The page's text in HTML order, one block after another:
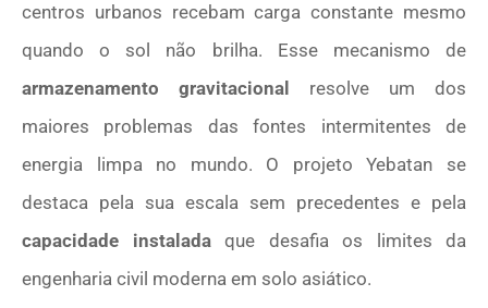
centros urbanos recebam carga constante mesmo
quando o sol não brilha. Esse mecanismo de
armazenamento gravitacional
resolve um dos
maiores problemas das fontes intermitentes de
energia limpa no mundo. O projeto Yebatan se
destaca pela sua escala sem precedentes e pela
capacidade instaladaque desafia os limites da
engenharia civil moderna em solo asiático.